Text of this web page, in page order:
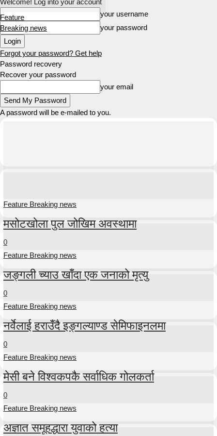
Feature
Breaking news
Welcome! Log into your account
your username
your password
Forgot your password? Get help
Password recovery
Recover your password
your email
A password will be e-mailed to you.
Feature Breaking news
मसोटखोला पुल जोखिम अवस्थामा
0
Feature Breaking news
जङ्गली च्याउ खाँदा एक जनाको मृत्यु
0
Feature Breaking news
नर्वेलाई हराउँदै इङ्गल्याण्ड सेमिफाइनलमा
0
Feature Breaking news
मेसी बने विश्वकपकै सर्वाधिक गोलकर्ता
0
Feature Breaking news
अज्ञात समूहद्धारा युवाको हत्या